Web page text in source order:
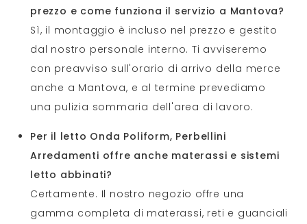
prezzo e come funziona il servizio a Mantova?
Sì, il montaggio è incluso nel prezzo e gestito
dal nostro personale interno. Ti avviseremo
con preavviso sull'orario di arrivo della merce
anche a Mantova, e al termine prevediamo
una pulizia sommaria dell'area di lavoro.
Per il letto Onda Poliform, Perbellini
Arredamenti offre anche materassi e sistemi
letto abbinati?
Certamente. Il nostro negozio offre una
gamma completa di materassi, reti e guanciali